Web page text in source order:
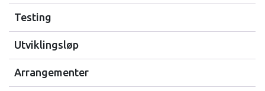
Testing
Utviklingsløp
Arrangementer